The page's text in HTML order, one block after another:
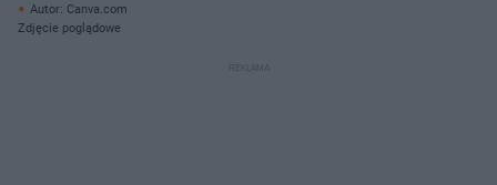
Autor: Canva.com
Zdjęcie poglądowe